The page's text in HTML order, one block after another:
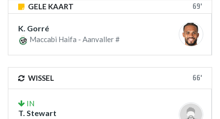
GELE KAART 69'
K. Gorré
Maccabi Haifa - Aanvaller #
WISSEL 66'
IN
T. Stewart